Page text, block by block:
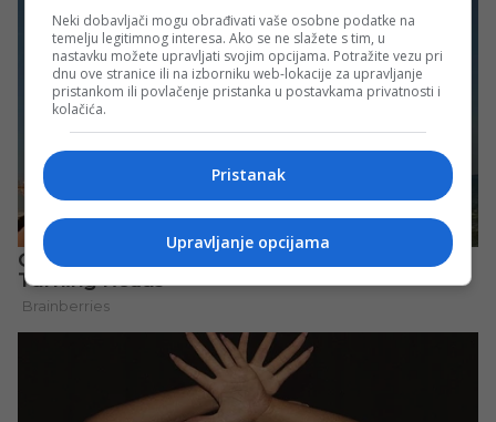
Neki dobavljači mogu obrađivati vaše osobne podatke na
temelju legitimnog interesa. Ako se ne slažete s tim, u
nastavku možete upravljati svojim opcijama. Potražite vezu pri
dnu ove stranice ili na izborniku web-lokacije za upravljanje
pristankom ili povlačenje pristanka u postavkama privatnosti i
kolačića.
Pristanak
Upravljanje opcijama